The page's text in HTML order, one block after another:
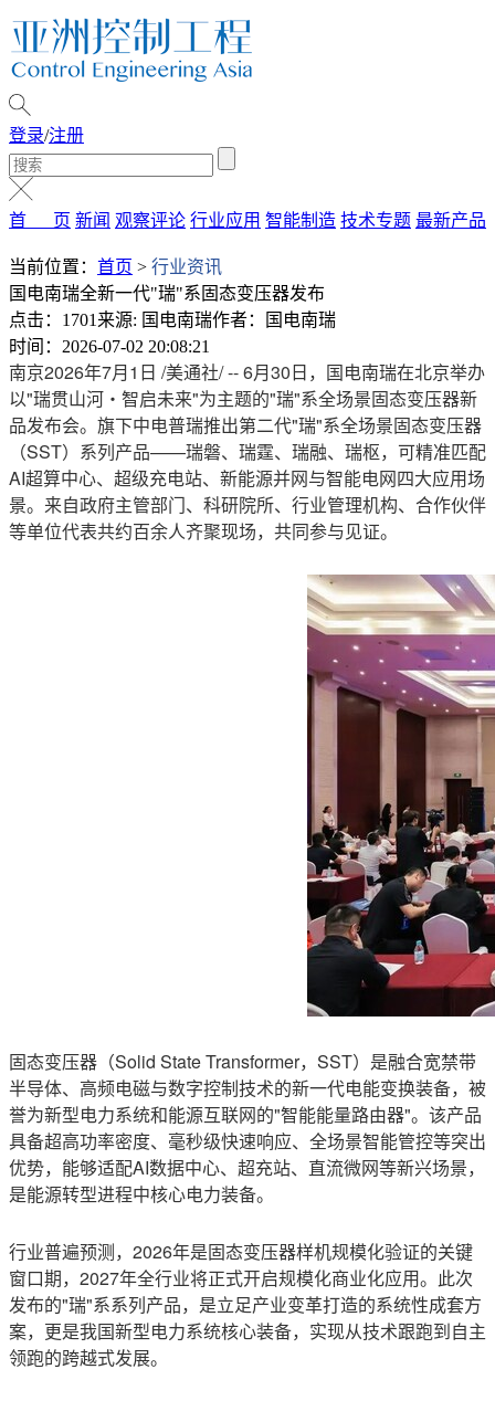
登录/注册
首 页 新闻 观察评论 行业应用 智能制造 技术专题 最新产品
当前位置： 首页 > 行业资讯
国电南瑞全新一代"瑞"系固态变压器发布
点击：1701 来源: 国电南瑞作者：国电南瑞
时间：2026-07-02 20:08:21
南京2026年7月1日 /美通社/ -- 6月30日，国电南瑞在北京举办
以"瑞贯山河・智启未来"为主题的"瑞"系全场景固态变压器新
品发布会。旗下中电普瑞推出第二代"瑞"系全场景固态变压器
（SST）系列产品——瑞磐、瑞霆、瑞融、瑞枢，可精准匹配
AI超算中心、超级充电站、新能源并网与智能电网四大应用场
景。来自政府主管部门、科研院所、行业管理机构、合作伙伴
等单位代表共约百余人齐聚现场，共同参与见证。
固态变压器（Solid State Transformer，SST）是融合宽禁带
半导体、高频电磁与数字控制技术的新一代电能变换装备，被
誉为新型电力系统和能源互联网的"智能能量路由器"。该产品
具备超高功率密度、毫秒级快速响应、全场景智能管控等突出
优势，能够适配AI数据中心、超充站、直流微网等新兴场景，
是能源转型进程中核心电力装备。
行业普遍预测，2026年是固态变压器样机规模化验证的关键
窗口期，2027年全行业将正式开启规模化商业化应用。此次
发布的"瑞"系系列产品，是立足产业变革打造的系统性成套方
案，更是我国新型电力系统核心装备，实现从技术跟跑到自主
领跑的跨越式发展。